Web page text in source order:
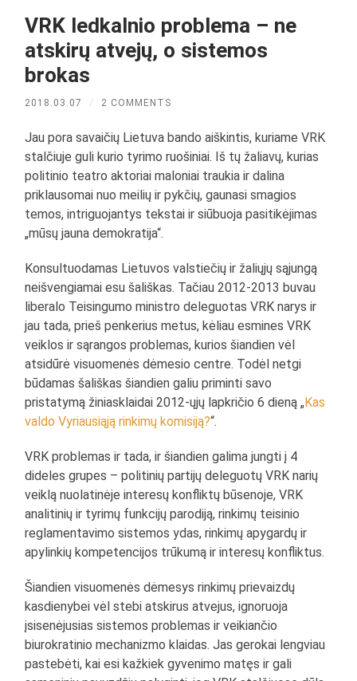
VRK ledkalnio problema – ne
atskirų atvejų, o sistemos
brokas
2018.03.07 / 2 COMMENTS
Jau pora savaičių Lietuva bando aiškintis, kuriame VRK
stalčiuje guli kurio tyrimo ruošiniai. Iš tų žaliavų, kurias
politinio teatro aktoriai maloniai traukia ir dalina
priklausomai nuo meilių ir pykčių, gaunasi smagios
temos, intriguojantys tekstai ir siūbuoja pasitikėjimas
„mūsų jauna demokratija“.
Konsultuodamas Lietuvos valstiečių ir žaliųjų sąjungą
neišvengiamai esu šališkas. Tačiau 2012-2013 buvau
liberalo Teisingumo ministro deleguotas VRK narys ir
jau tada, prieš penkerius metus, kėliau esmines VRK
veiklos ir sąrangos problemas, kurios šiandien vėl
atsidūrė visuomenės dėmesio centre. Todėl netgi
būdamas šališkas šiandien galiu priminti savo
pristatymą žiniasklaidai 2012-ųjų lapkričio 6 dieną „Kas
valdo Vyriausiąją rinkimų komisiją?“.
VRK problemas ir tada, ir šiandien galima jungti į 4
dideles grupes – politinių partijų deleguotų VRK narių
veiklą nuolatinėje interesų konfliktų būsenoje, VRK
analitinių ir tyrimų funkcijų parodiją, rinkimų teisinio
reglamentavimo sistemos ydas, rinkimų apygardų ir
apylinkių kompetencijos trūkumą ir interesų konfliktus.
Šiandien visuomenės dėmesys rinkimų prievaizdų
kasdienybei vėl stebi atskirus atvejus, ignoruoja
įsisenėjusias sistemos problemas ir veikiančio
biurokratinio mechanizmo klaidas. Jas gerokai lengviau
pastebėti, kai esi kažkiek gyvenimo matęs ir gali